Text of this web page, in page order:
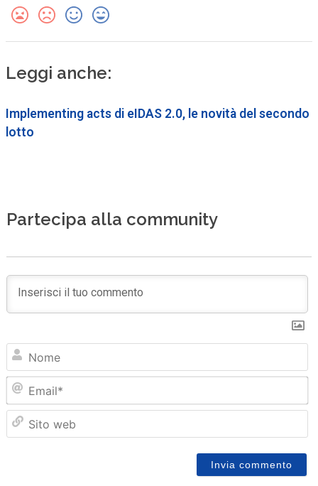
Leggi anche:
Implementing acts di eIDAS 2.0, le novità del secondo
lotto
Partecipa alla community